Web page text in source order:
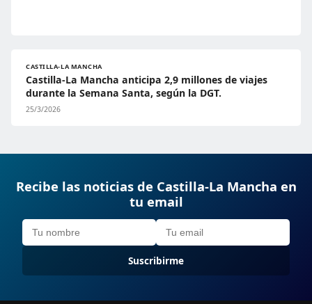
CASTILLA-LA MANCHA
Castilla-La Mancha anticipa 2,9 millones de viajes
durante la Semana Santa, según la DGT.
25/3/2026
Recibe las noticias de Castilla-La Mancha en
tu email
Suscribirme